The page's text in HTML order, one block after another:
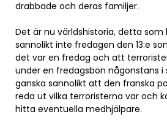
drabbade och deras familjer.
Det är nu världshistoria, detta som
sannolikt inte fredagen den 13:e
det var en fredag och att
under en fredagsbön någonstans i
ganska sannolikt att den franska
reda ut vilka terroristerna var och
hitta eventuella medhjälpare.